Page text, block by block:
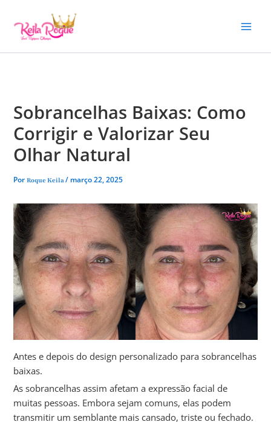
para
conteúdo
Sobrancelhas Baixas: Como
Corrigir e Valorizar Seu
Olhar Natural
PorRoque Keila/ março 22, 2025
Antes e depois do design personalizado para sobrancelhas
baixas.
As sobrancelhas assim afetam a expressão facial de
muitas pessoas. Embora sejam comuns, elas podem
transmitir um semblante mais cansado, triste ou fechado.